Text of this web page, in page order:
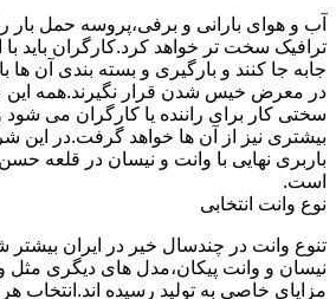
آب و هوای بارانی و برفی،پروسه حمل بار
ترافیک سخت تر خواهد کرد.کارگران باید با
جابه جا کنند و بارگیری و بسته بندی آن ها
در معرض خیس شدن قرار نگیرند.همه این
سختی کار برای راننده یا کارگران می
بیشتری نیز از آن ها خواهد گرفت.در این
باربری نهایی با وانت و نیسان در قلعه
است.
نوع وانت انتخابی
تنوع وانت در چندسال خیر در ایران
نیسان و وانت پیکان،مدل های دیگری مثل
مزایای خاصی به تولید رسیده اند.انتخاب